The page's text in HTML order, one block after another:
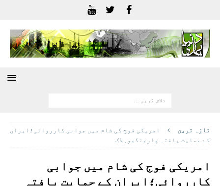
تازہ ترين
امریکی فوج کی شام میں جوابی کارروائی؛ایران
کے حمایت یافتہ چارجنگجوہلاک
امریکی فوج کی شام میں جوابی
کارروائی؛ایران کے حمایت یافتہ